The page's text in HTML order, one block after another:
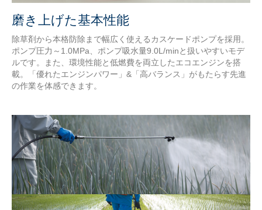
磨き上げた基本性能
除草剤から本格防除まで幅広く使えるカスケードポンプを採用。
ポンプ圧力～1.0MPa、ポンプ吸水量9.0L/minと扱いやすいモデ
ルです。また、環境性能と低燃費を両立したエコエンジンを搭
載。「優れたエンジンパワー」&「高バランス」がもたらす先進
の作業を体感できます。